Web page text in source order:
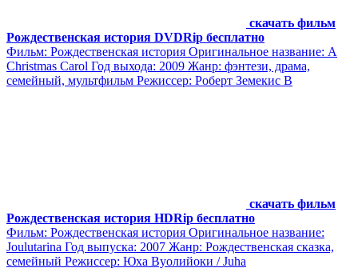
скачать фильм
Рождественская история DVDRip бесплатно
Фильм: Рождественская история Оригинальное название: A
Christmas Carol Год выхода: 2009 Жанр: фэнтези, драма,
семейный, мультфильм Режиссер: Роберт Земекис В
скачать фильм
Рождественская история HDRip бесплатно
Фильм: Рождественская история Оригинальное название:
Joulutarina Год выпуска: 2007 Жанр: Рождественская сказка,
семейный Режиссер: Юха Вуолийоки / Juha